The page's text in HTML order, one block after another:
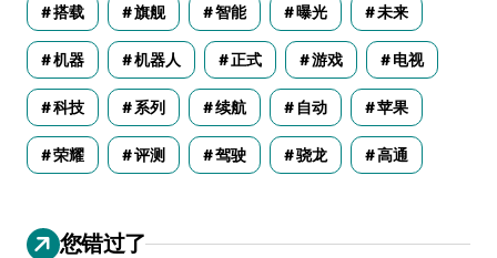
搭载 旗舰 智能 曝光 未来
机器 机器人 正式 游戏 电视
科技 系列 续航 自动 苹果
荣耀 评测 驾驶 骁龙 高通
您错过了